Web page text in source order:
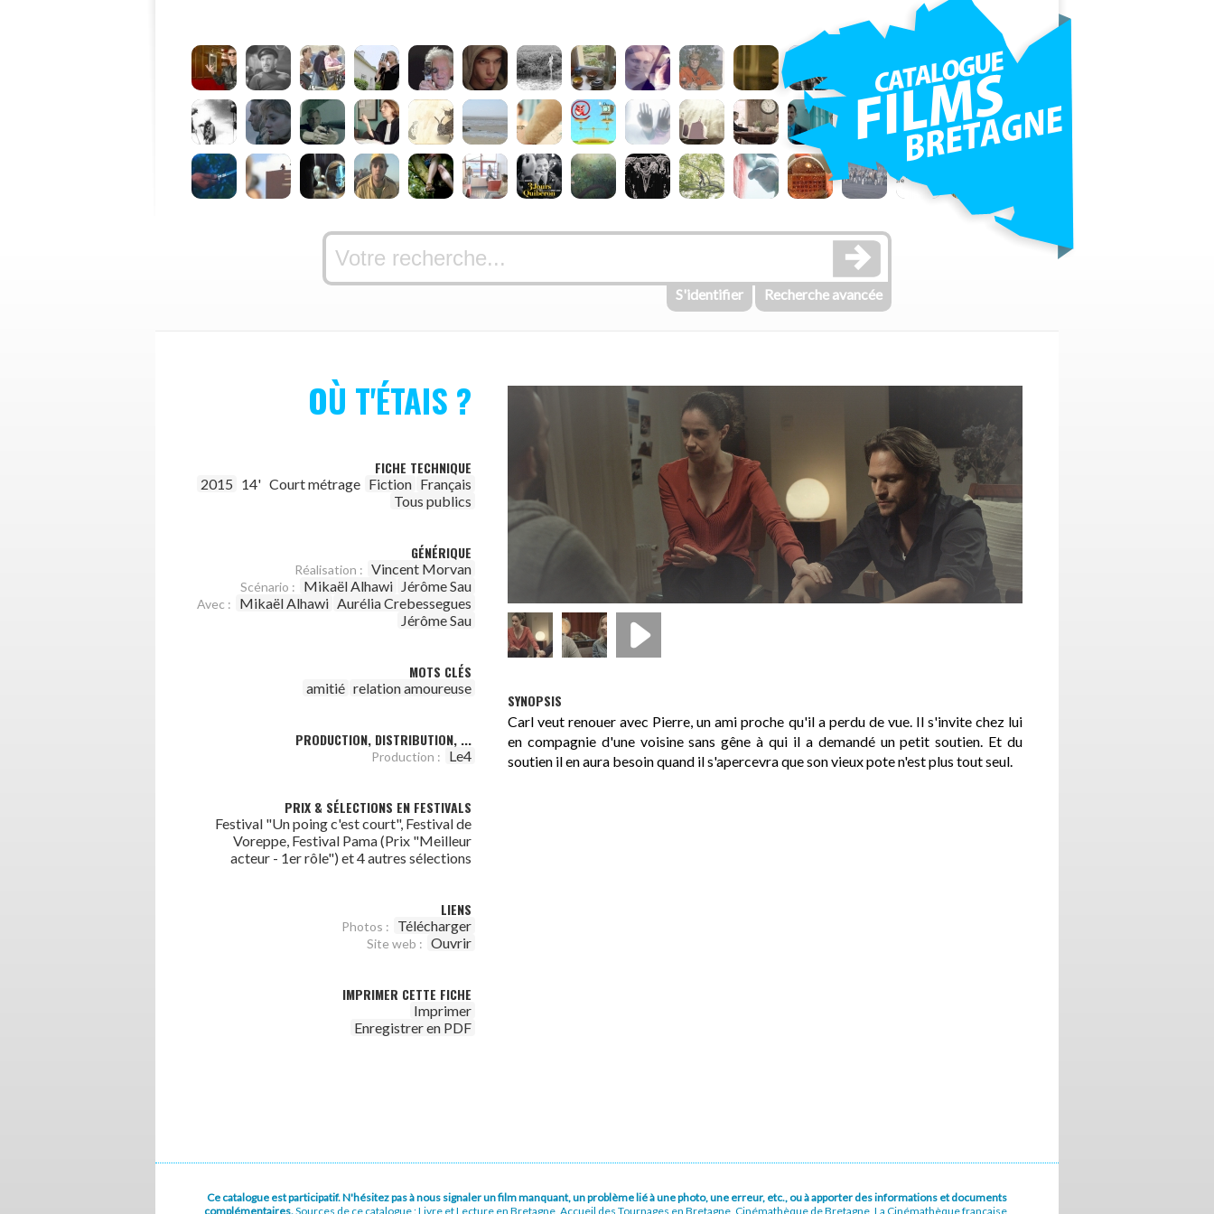
S'identifier Recherche avancée
OÙ T'ÉTAIS ?
FICHE TECHNIQUE
2015 14' Court métrage Fiction Français
Tous publics
GÉNÉRIQUE
Réalisation : Vincent Morvan
Scénario : Mikaël Alhawi Jérôme Sau
Avec : Mikaël Alhawi Aurélia Crebessegues
Jérôme Sau
MOTS CLÉS
amitié relation amoureuse
PRODUCTION, DISTRIBUTION, ...
Production : Le4
PRIX & SÉLECTIONS EN FESTIVALS
Festival "Un poing c'est court", Festival de
Voreppe, Festival Pama (Prix "Meilleur
acteur - 1er rôle") et 4 autres sélections
LIENS
Photos : Télécharger
Site web : Ouvrir
IMPRIMER CETTE FICHE
Imprimer
Enregistrer en PDF
SYNOPSIS
Carl veut renouer avec Pierre, un ami proche qu'il a perdu de vue. Il s'invite chez lui
en compagnie d'une voisine sans gêne à qui il a demandé un petit soutien. Et du
soutien il en aura besoin quand il s'apercevra que son vieux pote n'est plus tout seul.
Ce catalogue est participatif. N'hésitez pas à nous signaler un film manquant, un problème lié à une photo, une erreur, etc., ou à apporter des informations et documents
complémentaires.Sources de ce catalogue : Livre et Lecture en Bretagne, Accueil des Tournages en Bretagne, Cinémathèque de Bretagne, La Cinémathèque française,